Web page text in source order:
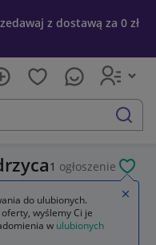
z dostawą za 0 zł
szukaj
1 ogłoszenie
km
do ulubionych.
wyślemy Ci je
w ulubionych